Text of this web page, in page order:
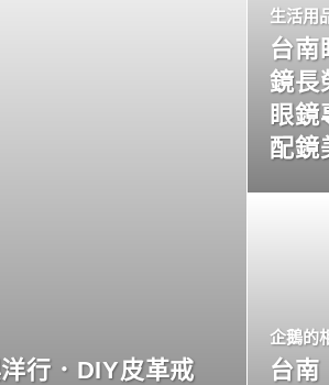
行．DIY皮革戒
生活用
台南
鏡長
眼鏡
配鏡
企鵝的
台南